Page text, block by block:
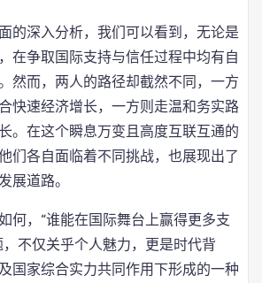
的深入分析，我们可以看到，无论是
在争取国际支持与信任过程中均有自
然而，两人的路径却截然不同，一方
快速经济增长，一方则走温和务实路
。在这个瞬息万变且高度互联互通的
们各自面临着不同挑战，也展现出了
展道路。
何，“谁能在国际舞台上赢得更多支
不仅关乎个人魅力，更是时代背
国家综合实力共同作用下形成的一种